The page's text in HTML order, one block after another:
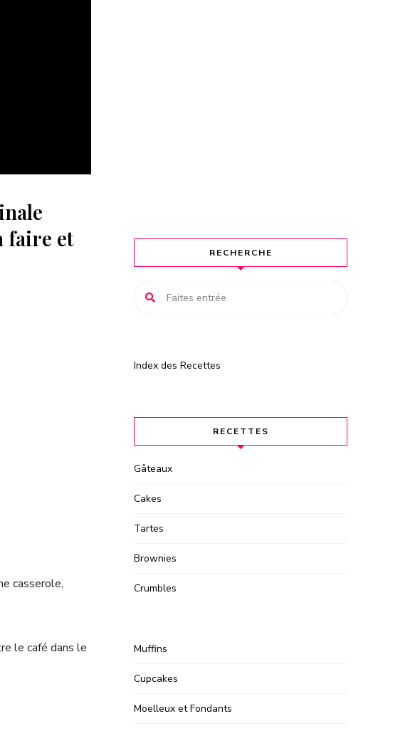
faire et
casserole,
le café dans le
RECHERCHE
Index des Recettes
RECETTES
Gâteaux
Cakes
Tartes
Brownies
Crumbles
Muffins
Cupcakes
Moelleux et Fondants